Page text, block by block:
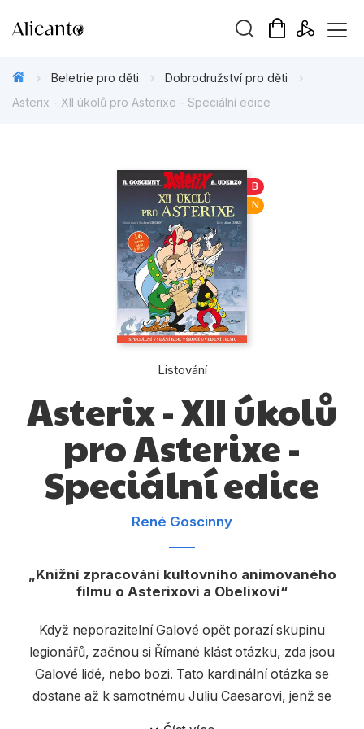
Tipy redakce
Beletrie pro děti
Beletrie pro dospělé
Dárkové publikace
Dárkové zboží
Jazyky
Kalendáře
Křížovky
Kuchařky
Počítače
Poezie
Populárně - naučná pro dospělé
Beletrie pro děti
Dobrodružství pro děti
Asterix - XII úkolů pro Asterixe - Speciální edice
B
N
Listování
Asterix - XII úkolů
pro Asterixe -
Speciální edice
René Goscinny
Knižní zpracování kultovního animovaného
filmu o Asterixovi a Obelixovi
Když neporazitelní Galové opět porazí skupinu
legionářů, začnou si Římané klást otázku, zda jsou
Galové lidé, nebo bozi. Tato kardinální otázka se
dostane až k samotnému Juliu Caesarovi, jenž se
rozhodne osobně zajet ke Galům a navrhnout jim 12